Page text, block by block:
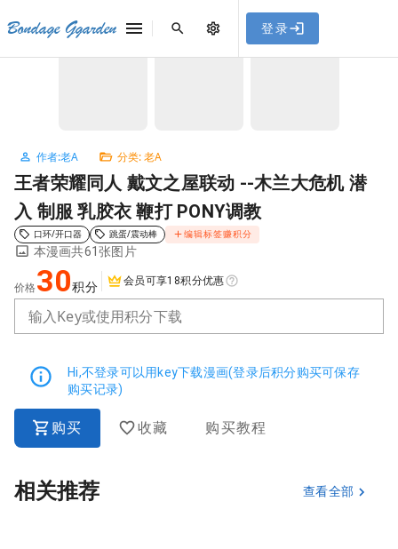
，使用遇到
问题请联系客服。
Bondage Ggarden 登录
首页 / 老A /
作者:老A 分类: 老A
王者荣耀同人 戴文之屋联动 --木兰大危机 潜
入 制服 乳胶衣 鞭打 PONY调教
口环/开口器 跳蛋/震动棒 编辑标签赚积分
本漫画共61张图片
价格 30积分 会员可享18积分优惠
输入Key或使用积分下载
Hi,不登录可以用key下载漫画(登录后积分购买可保存
购买记录)
购买 收藏 购买教程
相关推荐 查看全部